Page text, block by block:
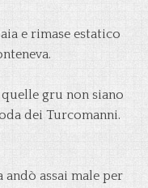
e rimase estatico
gru non siano
dei Turcomanni.
assai male per